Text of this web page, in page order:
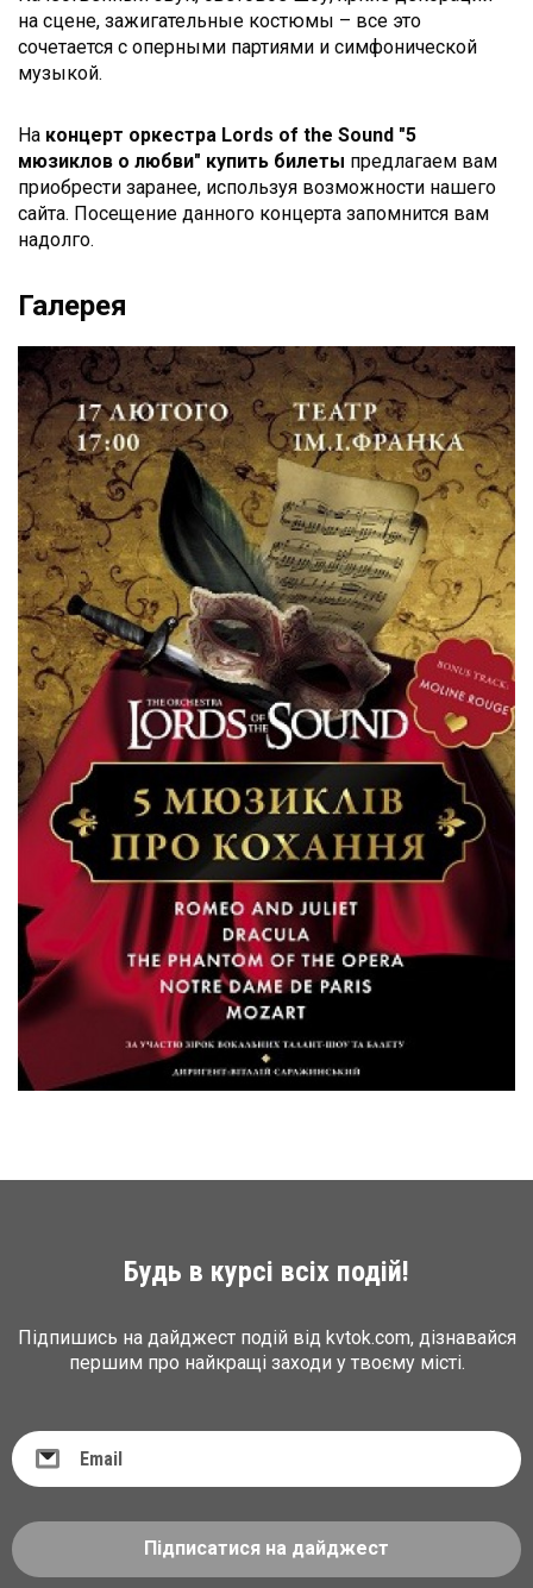
на сцене, зажигательные костюмы – все это
сочетается с оперными партиями и симфонической
музыкой.
На концерт оркестра Lords of the Sound "5
мюзиклов о любви" купить билеты предлагаем вам
приобрести заранее, используя возможности нашего
сайта. Посещение данного концерта запомнится вам
надолго.
Галерея
Будь в курсі всіх подій!
Підпишись на дайджест подій від kvtok.com, дізнавайся
першим про найкращі заходи у твоєму місті.
Підписатися на дайджест